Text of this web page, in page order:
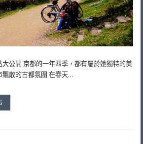
公開 京都的一年四季，都有屬於她獨特的美
飄散的古都氛圍 在春天…